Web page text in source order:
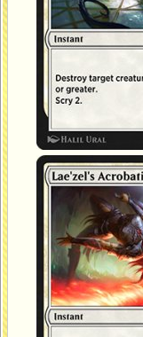
Acrobaties de Lae'zel